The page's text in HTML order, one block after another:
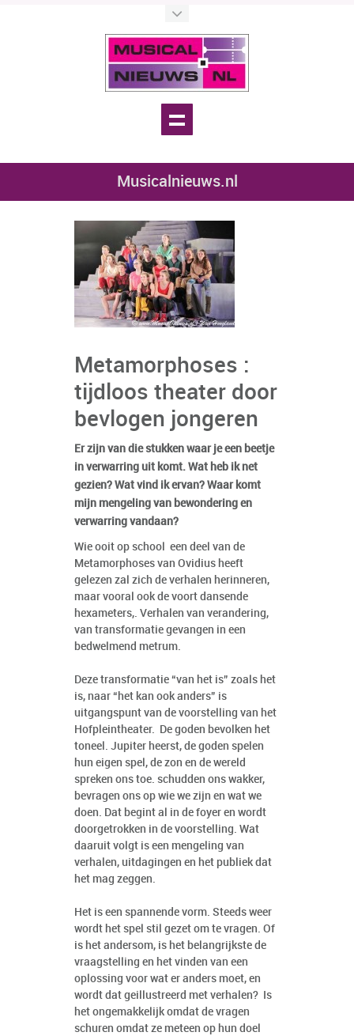
Musicalnieuws.nl
Metamorphoses :
tijdloos theater door
bevlogen jongeren
Er zijn van die stukken waar je een beetje
in verwarring uit komt. Wat heb ik net
gezien? Wat vind ik ervan? Waar komt
mijn mengeling van bewondering en
verwarring vandaan?
Wie ooit op school een deel van de
Metamorphoses van Ovidius heeft
gelezen zal zich de verhalen herinneren,
maar vooral ook de voort dansende
hexameters,. Verhalen van verandering,
van transformatie gevangen in een
bedwelmend metrum.
Deze transformatie “van het is” zoals het
is, naar “het kan ook anders” is
uitgangspunt van de voorstelling van het
Hofpleintheater. De goden bevolken het
toneel. Jupiter heerst, de goden spelen
hun eigen spel, de zon en de wereld
spreken ons toe. schudden ons wakker,
bevragen ons op wie we zijn en wat we
doen. Dat begint al in de foyer en wordt
doorgetrokken in de voorstelling. Wat
daaruit volgt is een mengeling van
verhalen, uitdagingen en het publiek dat
het mag zeggen.
Het is een spannende vorm. Steeds weer
wordt het spel stil gezet om te vragen. Of
is het andersom, is het belangrijkste de
vraagstelling en het vinden van een
oplossing voor wat er anders moet, en
wordt dat geillustreerd met verhalen? Is
het ongemakkelijk omdat de vragen
schuren omdat ze meteen op hun doel